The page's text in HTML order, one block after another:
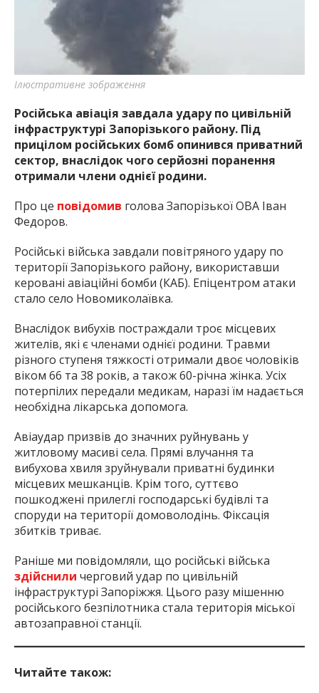
найважливішу інформацію про події
міста Запоріжжя та області.
Ілюстративне зображення
Російська авіація завдала удару по цивільній
інфраструктурі Запорізького району. Під
прицілом російських бомб опинився приватний
сектор, внаслідок чого серйозні поранення
отримали члени однієї родини.
Про це повідомив голова Запорізької ОВА Іван
Федоров.
Російські війська завдали повітряного удару по
території Запорізького району, використавши
керовані авіаційні бомби (КАБ). Епіцентром атаки
стало село Новомиколаївка.
Внаслідок вибухів постраждали троє місцевих
жителів, які є членами однієї родини. Травми
різного ступеня тяжкості отримали двоє чоловіків
віком 66 та 38 років, а також 60-річна жінка. Усіх
потерпілих передали медикам, наразі їм надається
необхідна лікарська допомога.
Авіаудар призвів до значних руйнувань у
житловому масиві села. Прямі влучання та
вибухова хвиля зруйнували приватні будинки
місцевих мешканців. Крім того, суттєво
пошкоджені прилеглі господарські будівлі та
споруди на території домоволодінь. Фіксація
збитків триває.
Раніше ми повідомляли, що російські війська
здійснили черговий удар по цивільній
інфраструктурі Запоріжжя. Цього разу мішенню
російського безпілотника стала територія міської
автозаправної станції.
Читайте також: